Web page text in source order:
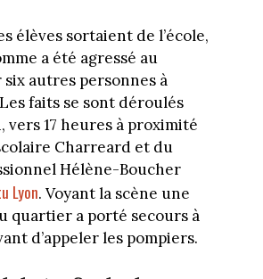
élèves sortaient de l’école,
a été agressé au
autres personnes à
faits se sont déroulés
vers 17 heures à proximité
Charreard et du
Hélène-Boucher
Lyon. Voyant la scène une
quartier a porté secours à
d’appeler les pompiers.